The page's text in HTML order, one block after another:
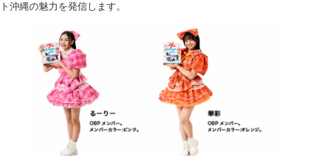
ト沖縄の魅力を発信します。